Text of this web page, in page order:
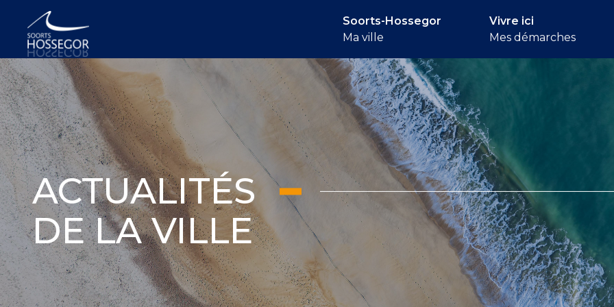
Soorts-Hossegor
Ma ville
Vivre ici
Mes démarches
ACTUALITÉS
DE LA VILLE